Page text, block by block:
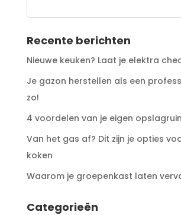
Recente berichten
Nieuwe keuken? Laat je elektra
Je gazon herstellen als een
zo!
4 voordelen van je eigen
Van het gas af? Dit zijn je opties
koken
Waarom je groepenkast laten
Categorieën